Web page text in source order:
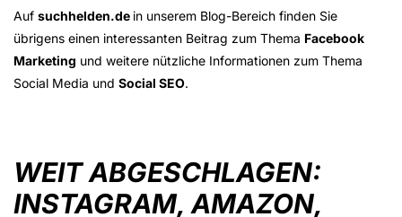
Auf suchhelden.de in unserem Blog-Bereich finden Sie
übrigens einen interessanten Beitrag zum Thema Facebook
Marketing und weitere nützliche Informationen zum Thema
Social Media und Social SEO.
WEIT ABGESCHLAGEN:
INSTAGRAM, AMAZON,